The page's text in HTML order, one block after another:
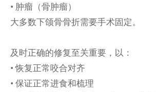
• 肿瘤（骨肿瘤）
大多数下颌骨骨折需要手术固定。
及时正确的修复至关重要，以：
• 恢复正常咬合对齐
• 保证正常进食和梳理